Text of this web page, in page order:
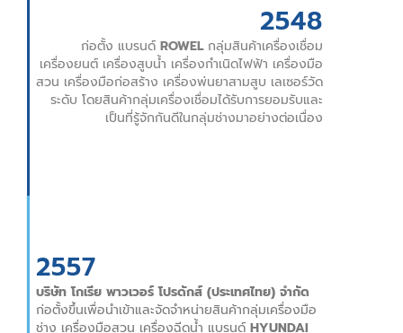
2548
ก่อตั้ง แบรนด์ROWELกลุ่มสินค้าเครื่องเชื่อม
เครื่องยนต์ เครื่องสูบน้ำ เครื่องกำเนิดไฟฟ้า เครื่องมือ
สวน เครื่องมือก่อสร้าง เครื่องพ่นยาสามสูบ เลเซอร์วัด
ระดับ โดยสินค้ากลุ่มเครื่องเชื่อมได้รับการยอมรับและ
เป็นที่รู้จักกันดีในกลุ่มช่างมาอย่างต่อเนื่อง
2557
บริษัท โกเรีย พาวเวอร์ โปรดักส์ (ประเทศไทย) จำกัด
ก่อตั้งขึ้นเพื่อนำเข้าและจัดจำหน่ายสินค้ากลุ่มเครื่องมือ
ช่าง เครื่องมือสวน เครื่องฉีดน้ำ แบรนด์ HYUNDAI